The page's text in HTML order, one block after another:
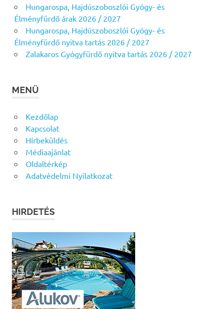
Hungarospa, Hajdúszoboszlói Gyógy- és
Élményfürdő árak 2026 / 2027
Hungarospa, Hajdúszoboszlói Gyógy- és
Élményfürdő nyitva tartás 2026 / 2027
Zalakaros Gyógyfürdő nyitva tartás 2026 / 2027
MENÜ
Kezdőlap
Kapcsolat
Hírbeküldés
Médiaajánlat
Oldaltérkép
Adatvédelmi Nyilatkozat
HIRDETÉS